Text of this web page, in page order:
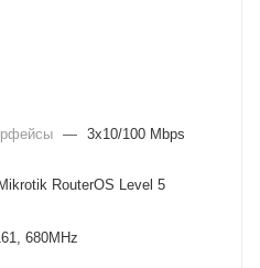
— 3x10/100 Mbps
Mikrotik RouterOS Level 5
680MHz